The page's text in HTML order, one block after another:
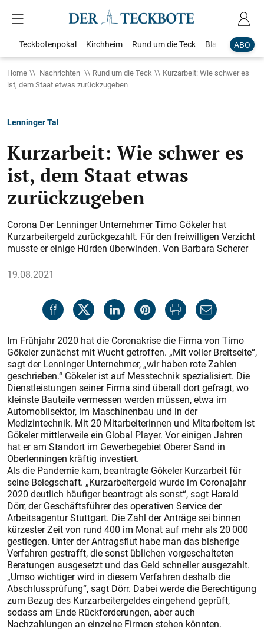
ABO
Teckbotenpokal Kirchheim Rund um die Teck Blaulicht
Home Nachrichten Rund um die Teck
Kurzarbeit: Wie schwer es
ist, dem Staat etwas zurückzugeben
Lenninger Tal
Kurzarbeit: Wie schwer es
ist, dem Staat etwas
zurückzugeben
Corona Der Lenninger Unternehmer Timo Gökeler hat
Kurzarbeitergeld zurückgezahlt. Für den freiwilligen Verzicht
musste er einige Hürden überwinden. Von Barbara Scherer
19.08.2021
Im Frühjahr 2020 hat die Coronakrise die Firma von Timo
Gökeler zunächst mit Wucht getroffen. „Mit voller Breitseite“,
sagt der Lenninger Unternehmer, „wir haben rote Zahlen
geschrieben.“ Gökeler ist auf Messtechnik spezialisiert. Die
Dienstleistungen seiner Firma sind überall dort gefragt, wo
kleinste Bauteile vermessen werden müssen, etwa im
Automobilsektor, im Maschinenbau und in der
Medizintechnik. Mit 20 Mitarbeiterinnen und Mitarbeitern ist
Gökeler mittlerweile ein Global Player. Vor einigen Jahren
hat er am Standort im Gewerbegebiet Oberer Sand in
Oberlenningen kräftig investiert.
Als die Pandemie kam, beantragte Gökeler Kurzarbeit für
seine Belegschaft. „Kurzarbeitergeld wurde im Coronajahr
2020 deutlich häufiger beantragt als sonst“, sagt Harald
Dörr, der Geschäftsführer des operativen Service der
Arbeitsagentur Stuttgart. Die Zahl der Anträge sei binnen
kürzester Zeit von rund 400 im Monat auf mehr als 20 000
gestiegen. Unter der Antragsflut habe man das bisherige
Verfahren gestrafft, die sonst üblichen vorgeschalteten
Beratungen ausgesetzt und das Geld schneller ausgezahlt.
„Umso wichtiger wird in diesem Verfahren deshalb die
Abschlussprüfung“, sagt Dörr. Dabei werde die Berechtigung
zum Bezug des Kurzarbeitergeldes eingehend geprüft,
sodass am Ende Rückforderungen, aber auch
Nachzahlungen an einzelne Firmen stehen könnten.